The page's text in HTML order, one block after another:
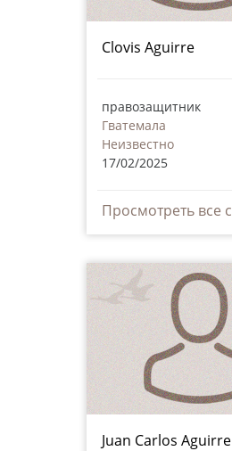
Clovis Aguirre
правозащитник
Гватемала
Неизвестно
17/02/2025
Juan Carlos Aguirre